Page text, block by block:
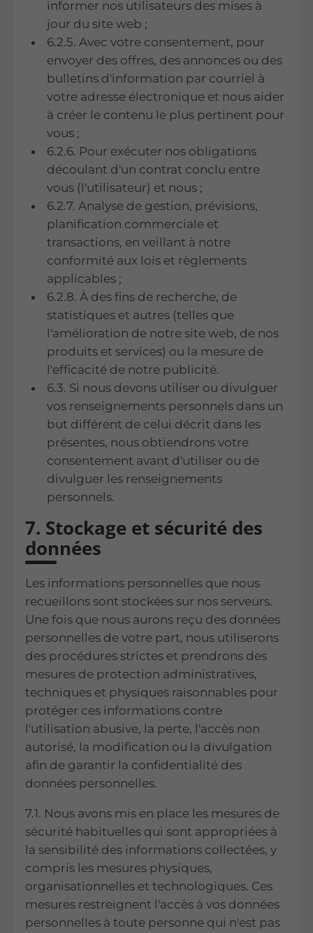
informer nos utilisateurs des mises à
jour du site web ;
6.2.5. Avec votre consentement, pour
envoyer des offres, des annonces ou des
bulletins d'information par courriel à
votre adresse électronique et nous aider
à créer le contenu le plus pertinent pour
vous ;
6.2.6. Pour exécuter nos obligations
découlant d'un contrat conclu entre
vous (l'utilisateur) et nous ;
6.2.7. Analyse de gestion, prévisions,
planification commerciale et
transactions, en veillant à notre
conformité aux lois et règlements
applicables ;
6.2.8. À des fins de recherche, de
statistiques et autres (telles que
l'amélioration de notre site web, de nos
produits et services) ou la mesure de
l'efficacité de notre publicité.
6.3. Si nous devons utiliser ou divulguer
vos renseignements personnels dans un
but différent de celui décrit dans les
présentes, nous obtiendrons votre
consentement avant d'utiliser ou de
divulguer les renseignements
personnels.
7. Stockage et sécurité des
données
Les informations personnelles que nous
recueillons sont stockées sur nos serveurs.
Une fois que nous aurons reçu des données
personnelles de votre part, nous utiliserons
des procédures strictes et prendrons des
mesures de protection administratives,
techniques et physiques raisonnables pour
protéger ces informations contre
l'utilisation abusive, la perte, l'accès non
autorisé, la modification ou la divulgation
afin de garantir la confidentialité des
données personnelles.
7.1. Nous avons mis en place les mesures de
sécurité habituelles qui sont appropriées à
la sensibilité des informations collectées, y
compris les mesures physiques,
organisationnelles et technologiques. Ces
mesures restreignent l'accès à vos données
personnelles à toute personne qui n'est pas